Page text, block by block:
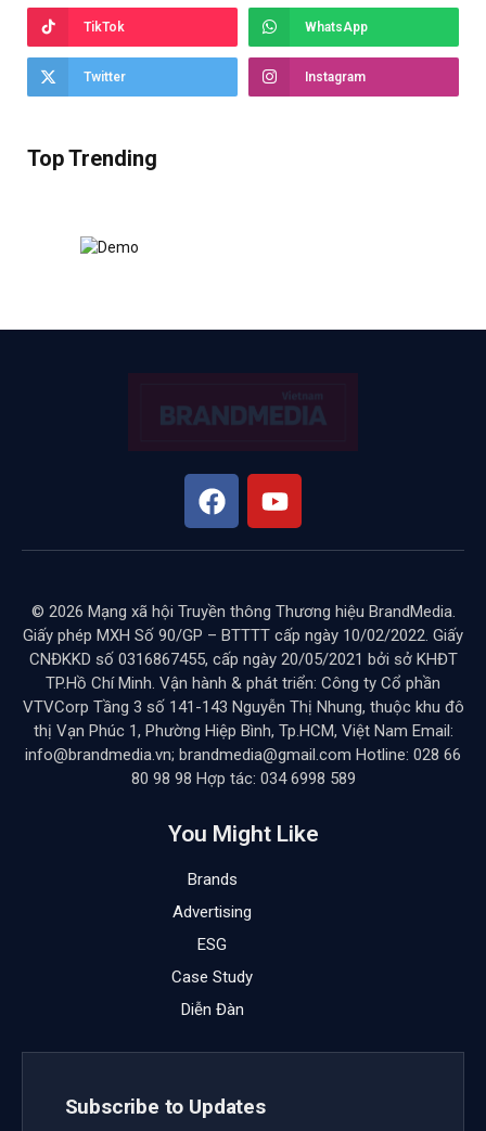
TikTok WhatsApp
Twitter Instagram
Top Trending
© 2026 Mạng xã hội Truyền thông Thương hiệu BrandMedia.
Giấy phép MXH Số 90/GP – BTTTT cấp ngày 10/02/2022. Giấy
CNĐKKD số 0316867455, cấp ngày 20/05/2021 bởi sở KHĐT
TP.Hồ Chí Minh. Vận hành & phát triển: Công ty Cổ phần
VTVCorp Tầng 3 số 141-143 Nguyễn Thị Nhung, thuộc khu đô
thị Vạn Phúc 1, Phường Hiệp Bình, Tp.HCM, Việt Nam Email:
info@brandmedia.vn; brandmedia@gmail.com Hotline: 028 66
80 98 98 Hợp tác: 034 6998 589
You Might Like
Brands
Advertising
ESG
Case Study
Diễn Đàn
Subscribe to Updates